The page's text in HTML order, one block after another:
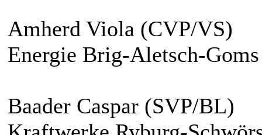
Amherd Viola (CVP/VS)
Energie Brig-Aletsch-
Baader Caspar (SVP/BL)